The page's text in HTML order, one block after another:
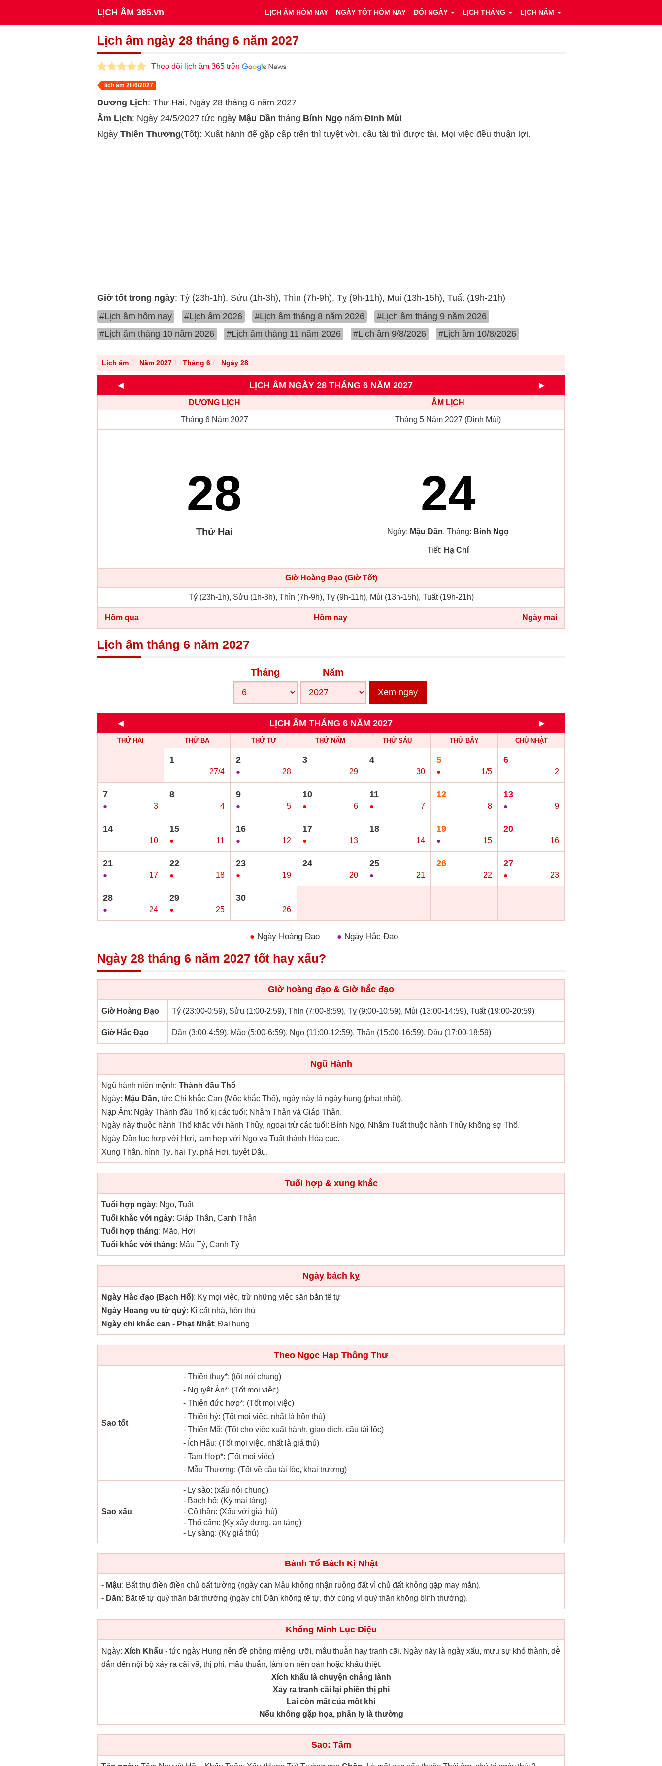
LỊCH ÂM 365.vn LỊCH ÂM HÔM NAY NGÀY TỐT HÔM NAY ĐỔI NGÀY LỊCH THÁNG LỊCH NĂM
Lịch âm ngày 28 tháng 6 năm 2027
Theo dõi lịch âm 365 trên
lịch âm 28/6/2027
Dương Lịch: Thứ Hai, Ngày 28 tháng 6 năm 2027
Âm Lịch: Ngày 24/5/2027 tức ngày Mậu Dần tháng Bính Ngọ năm Đinh Mùi
Ngày Thiên Thương(Tốt): Xuất hành để gặp cấp trên thì tuyệt vời, cầu tài thì được tài. Mọi việc đều thuận lợi.
Giờ tốt trong ngày: Tý (23h-1h), Sửu (1h-3h), Thìn (7h-9h), Tỵ (9h-11h), Mùi (13h-15h), Tuất (19h-21h)
#Lịch âm hôm nay
#Lịch âm 2026 #Lịch âm tháng 8 năm 2026
#Lịch âm tháng 9 năm 2026
#Lịch âm tháng 10 năm 2026
#Lịch âm tháng 11 năm 2026 #Lịch âm 9/8/2026 #Lịch âm 10/8/2026
Lịch âm Năm 2027 Tháng 6 Ngày 28
◄ LỊCH ÂM NGÀY 28 THÁNG 6 NĂM 2027 ►
DƯƠNG LỊCH ÂM LỊCH
Tháng 6 Năm 2027 Tháng 5 Năm 2027 (Đinh Mùi)
28
Thứ Hai
24
Ngày: Mậu Dần, Tháng: Bính Ngọ
Tiết: Hạ Chí
Giờ Hoàng Đạo (Giờ Tốt)
Tý (23h-1h), Sửu (1h-3h), Thìn (7h-9h), Tỵ (9h-11h), Mùi (13h-15h), Tuất (19h-21h)
Hôm qua Hôm nay Ngày mai
Lịch âm tháng 6 năm 2027
Tháng Năm
Xem ngay
◄ LỊCH ÂM THÁNG 6 NĂM 2027 ►
THỨ HAI THỨ BA THỨ TƯ THỨ NĂM THỨ SÁU THỨ BẢY CHỦ NHẬT
1
27/4
2
● 28
3
29
4
30
5
● 1/5
6
2
7
● 3
8
4
9
● 5
10
● 6
11
● 7
12
8
13
● 9
14
10
15
● 11
16
● 12
17
● 13
18
14
19
● 15
20
16
21
● 17
22
● 18
23
● 19
24
20
25
● 21
26
22
27
● 23
28
● 24
29
● 25
30
26
● Ngày Hoàng Đạo ● Ngày Hắc Đạo
Ngày 28 tháng 6 năm 2027 tốt hay xấu?
Giờ hoàng đạo & Giờ hắc đạo
Giờ Hoàng Đạo Tý (23:00-0:59), Sửu (1:00-2:59), Thìn (7:00-8:59), Tỵ (9:00-10:59), Mùi (13:00-14:59), Tuất (19:00-20:59)
Giờ Hắc Đạo Dần (3:00-4:59), Mão (5:00-6:59), Ngọ (11:00-12:59), Thân (15:00-16:59), Dậu (17:00-18:59)
Ngũ Hành
Ngũ hành niên mệnh: Thành đầu Thổ
Ngày: Mậu Dần, tức Chi khắc Can (Mộc khắc Thổ), ngày này là ngày hung (phạt nhật).
Nạp Âm: Ngày Thành đầu Thổ kị các tuổi: Nhâm Thân và Giáp Thân.
Ngày này thuộc hành Thổ khắc với hành Thủy, ngoại trừ các tuổi: Bính Ngọ, Nhâm Tuất thuộc hành Thủy không sợ Thổ.
Ngày Dần lục hợp với Hợi, tam hợp với Ngọ và Tuất thành Hỏa cục.
Xung Thân, hình Tỵ, hại Tỵ, phá Hợi, tuyệt Dậu.
Tuổi hợp & xung khắc
Tuổi hợp ngày: Ngọ, Tuất
Tuổi khắc với ngày: Giáp Thân, Canh Thân
Tuổi hợp tháng: Mão, Hợi
Tuổi khắc với tháng: Mậu Tý, Canh Tý
Ngày bách kỵ
Ngày Hắc đạo (Bạch Hổ): Kỵ mọi việc, trừ những việc săn bắn tế tự
Ngày Hoang vu tứ quý: Kị cất nhà, hôn thú
Ngày chi khắc can - Phạt Nhật: Đại hung
Theo Ngọc Hạp Thông Thư
Sao tốt
- Thiên thụy*: (tốt nói chung)
- Nguyệt Ân*: (Tốt mọi việc)
- Thiên đức hợp*: (Tốt mọi việc)
- Thiên hỷ: (Tốt mọi việc, nhất là hôn thú)
- Thiên Mã: (Tốt cho việc xuất hành, giao dịch, cầu tài lộc)
- Ích Hậu: (Tốt mọi việc, nhất là giá thú)
- Tam Hợp*: (Tốt mọi việc)
- Mẫu Thương: (Tốt về cầu tài lộc, khai trương)
Sao xấu
- Ly sào: (xấu nói chung)
- Bạch hổ: (Kỵ mai táng)
- Cô thần: (Xấu với giá thú)
- Thổ cẩm: (Kỵ xây dựng, an táng)
- Ly sàng: (Kỵ giá thú)
Bành Tổ Bách Kị Nhật
- Mậu: Bất thụ điền điền chủ bất tường (ngày can Mậu không nhận ruộng đất vì chủ đất không gặp may mắn).
- Dần: Bất tế tự quỷ thần bất thường (ngày chi Dần không tế tự, thờ cúng vì quỷ thần không bình thường).
Khổng Minh Lục Diệu
Ngày: Xích Khẩu - tức ngày Hung nên đề phòng miệng lưỡi, mâu thuẫn hay tranh cãi. Ngày này là ngày xấu, mưu sự khó thành, dễ
dẫn đến nội bộ xảy ra cãi vã, thị phi, mâu thuẫn, làm ơn nên oán hoặc khẩu thiệt.
Xích khẩu là chuyện chẳng lành
Xảy ra tranh cãi lại phiền thị phi
Lai còn mất của môt khi
Nếu không gặp họa, phân ly là thường
Sao: Tâm